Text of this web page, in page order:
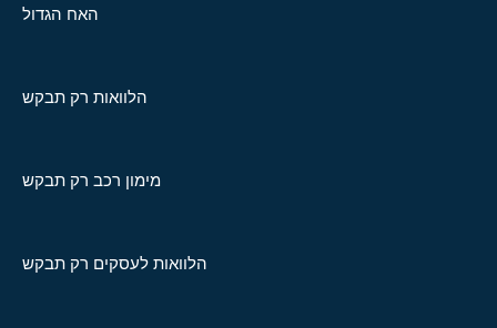
האח הגדול
הלוואות רק תבקש
מימון רכב רק תבקש
הלוואות לעסקים רק תבקש